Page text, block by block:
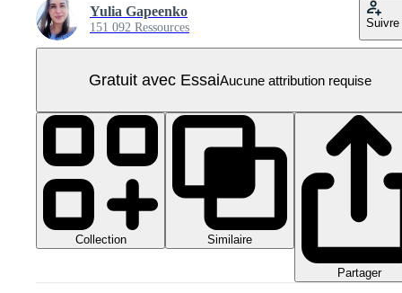
Yulia Gapeenko
151 092 Ressources Suivre
Gratuit avec EssaiAucune attribution requise
Collection Similaire
Partager